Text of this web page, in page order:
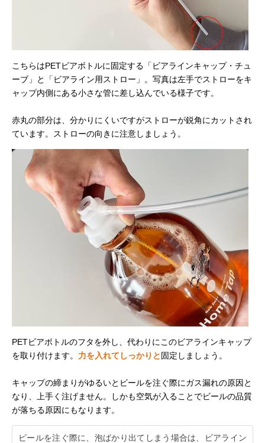
こちらはPETビアボトルに固定する「ビアラインキャップ・チュ
ーブ」と「ビアライン用ストロー」。写真は左手でストローをキ
ャップ内側にある小さな管に差し込んでいる様子です。
赤丸の部分は、分かりにくいですがストローが鋭角にカットされ
ています。ストローの向きに注意しましょう。
PETビアボトルのフタを外し、代わりにこのビアラインキャップ
を取り付けます。 力を入れてしっかりと固定しましょう。
キャップの締まりがゆるいとビールを注ぐ際にガス漏れの原因と
なり、上手く注げません。しかも空気が入ることでビールの品質
が落ちる原因にもなります。
ビールを注ぐ際に、泡ばかり出てしまう場合は、ビアライン